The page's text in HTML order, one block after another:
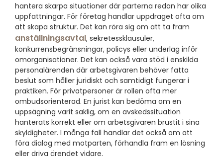
hantera skarpa situationer där parterna redan har olika
uppfattningar. För företag handlar uppdraget ofta om
att skapa struktur. Det kan röra sig om att ta fram
anställningsavtal, sekretessklausuler,
konkurrensbegränsningar, policys eller underlag inför
omorganisationer. Det kan också vara stöd i enskilda
personalärenden där arbetsgivaren behöver fatta
beslut som håller juridiskt och samtidigt fungerar i
praktiken. För privatpersoner är rollen ofta mer
ombudsorienterad. En jurist kan bedöma om en
uppsägning varit saklig, om en avskedssituation
hanterats korrekt eller om arbetsgivaren brustit i sina
skyldigheter. I många fall handlar det också om att
föra dialog med motparten, förhandla fram en lösning
eller driva ärendet vidare.